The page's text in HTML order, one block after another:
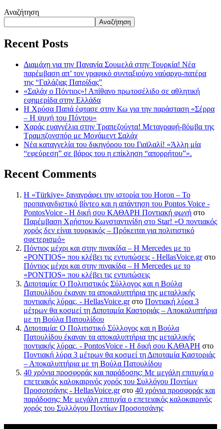
Αναζήτηση
Αναζήτηση
Recent Posts
Διαμάχη για την Παναγία Σουμελά στην Τουρκία! Νέα
παρέμβαση απ’ τον γραφικό συνταξιούχο ναύαρχο-πατέρα
της “Γαλάζιας Πατρίδας”
«Σαλάχ ο Πόντιος»! Απίθανο πρωτοσέλιδο σε αθλητική
εφημερίδα στην Ελλάδα
Η Χρύσα Παπά έφτασε στην Κω για την παράσταση «Σέρρα
– Η ψυχή του Πόντου»
Χαράς ευαγγέλια στην Τραπεζούντα! Μεταγραφή-βόμβα της
Τραμπζονσπόρ με Μοχάμεντ Σαλάχ
Νέα καταγγελία του δικηγόρου του Γιαϊλαλί! «Άλλη μία
“εφεύρεση” σε βάρος του η επίκληση “απορρήτου”».
Recent Comments
Η «Türkiye» ξαναγράφει την ιστορία του Horon – Το
προπαγανδιστικό βίντεο και η απάντηση του Pontos Voice -
PontosVoice - H δική σου ΚΑΘΑΡΗ Ποντιακή φωνή στο
Παρέμβαση Χρήστου Κωνσταντινίδη στο Star! «Ο ποντιακός
χορός δεν είναι τουρκικός – Πρόκειται για πολιτιστικό
σφετερισμό»
Πόντιος μέχρι και στην πινακίδα – Η Mercedes με το
«PONTIOS» που κλέβει τις εντυπώσεις - HellasVoice.grστο
Πόντιος μέχρι και στην πινακίδα – Η Mercedes με το
«PONTIOS» που κλέβει τις εντυπώσεις
Διποταμία: Ο Πολιτιστικός Σύλλογος και η Βούλα
Πατουλίδου έκαναν τα αποκαλυπτήρια της μεταλλικής
ποντιακής λύρας. - HellasVoice.grστο Ποντιακή λύρα 3
μέτρων θα κοσμεί τη Διποταμία Καστοριάς – Αποκαλυπτήρια
με τη Βούλα Πατουλίδου
Διποταμία: Ο Πολιτιστικό Σύλλογος και η Βούλα
Πατουλίδου έκαναν τα αποκαλυπτήρια της μεταλλικής
ποντιακής λύρας. - PontosVoice - H δική σου ΚΑΘΑΡΗ στο
Ποντιακή λύρα 3 μέτρων θα κοσμεί τη Διποταμία Καστοριάς
– Αποκαλυπτήρια με τη Βούλα Πατουλίδου
40 χρόνια προσφοράς και παράδοσης: Με μεγάλη επιτυχία ο
επετειακός καλοκαιρινός χορός του Συλλόγου Ποντίων
Προσοτσάνης - HellasVoice.grστο 40 χρόνια προσφοράς και
παράδοσης: Με μεγάλη επιτυχία ο επετειακός καλοκαιρινός
χορός του Συλλόγου Ποντίων Προσοτσάνης